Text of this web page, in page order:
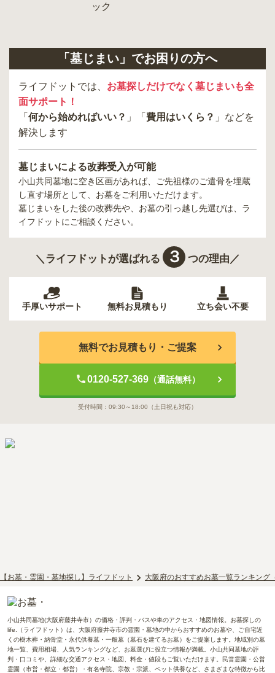
「墓じまい」でお困りの方へ
ライフドットでは、 お墓探しだけでなく墓じまいも全
面サポート！
「 何から始めればいい？ 」「 費用はいくら？ 」などを
解決します
墓じまいによる改葬受入が可能
小山共同墓地に空き区画があれば、ご先祖様のご遺骨を埋蔵
し直す場所として、お墓をご利用いただけます。
墓じまいをした後の改葬先や、お墓の引っ越し先選びは、ラ
イフドットにご相談ください。
＼ライフドットが選ばれる ３ つの理由／
手厚いサポート 無料お見積もり 立ち会い不要
無料でお見積もり・ご提案
0120-527-369（通話無料）
受付時間： 09:30～18:00 （土日祝も対応）
【お墓・霊園・墓地探し】ライフドット 大阪府のおすすめお墓一覧ランキング
小山共同墓地(大阪府藤井寺市）の価格・評判・バスや車のアクセス・地図情報。お墓探しの
life.（ライフドット）は、大阪府藤井寺市の霊園・墓地の中からおすすめのお墓や、ご自宅近
くの樹木葬・納骨堂・永代供養墓・一般墓（墓石を建てるお墓）をご提案します。地域別の墓
地一覧、費用相場、人気ランキングなど、お墓選びに役立つ情報が満載。小山共同墓地の評
判・口コミや、詳細な交通アクセス・地図、料金・値段もご覧いただけます。民営霊園・公営
霊園（市営・都立・都営）・有名寺院、宗教・宗派、ペット供養など、さまざまな特徴から比